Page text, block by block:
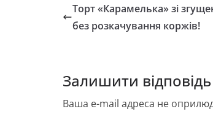
e
b
k
o
d
l л
и
с
я
Торт «Карамелька» зі
без розкачування коржів!
Залишити відповідь
Ваша e-mail адреса не